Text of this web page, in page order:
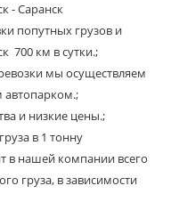
- Саранск
попутных грузов и
700 км в сутки.;
мы осуществляем
и низкие цены.;
в 1 тонну
в нашей компании всего
груза, в зависимости